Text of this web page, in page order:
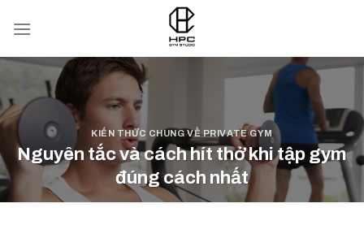
KIẾN THỨC CHUNG VỀ PRIVATE GYM
Nguyên tắc và cách hít thở khi tập gym
đúng cách nhất